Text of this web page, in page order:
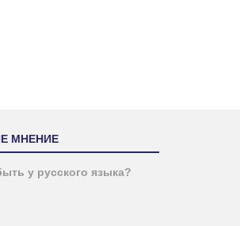
МНЕНИЕ
у русского языка?